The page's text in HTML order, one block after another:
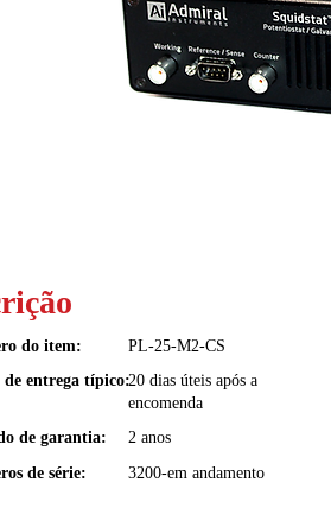
3200-em andamento
de série:
2 anos
de garantia:
PL-25-M2-CS
do item:
20 dias úteis após a
encomenda
de entrega típico: